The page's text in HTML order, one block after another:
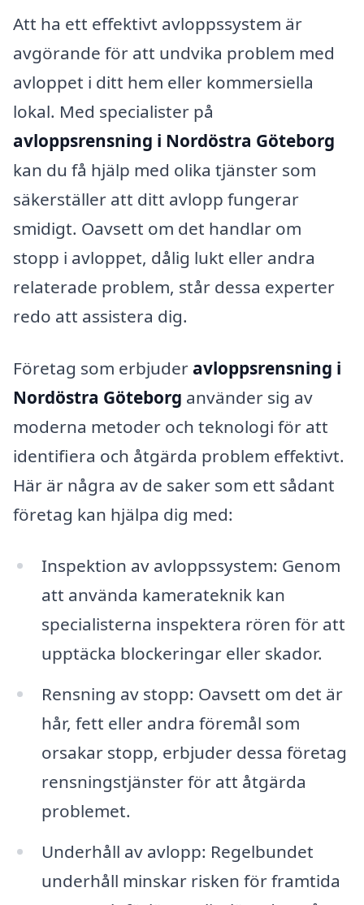
Att ha ett effektivt avloppssystem är
avgörande för att undvika problem med
avloppet i ditt hem eller kommersiella
lokal. Med specialister på
avloppsrensning i Nordöstra Göteborg
kan du få hjälp med olika tjänster som
säkerställer att ditt avlopp fungerar
smidigt. Oavsett om det handlar om
stopp i avloppet, dålig lukt eller andra
relaterade problem, står dessa experter
redo att assistera dig.
Företag som erbjuder avloppsrensning i
Nordöstra Göteborg använder sig av
moderna metoder och teknologi för att
identifiera och åtgärda problem effektivt.
Här är några av de saker som ett sådant
företag kan hjälpa dig med:
Inspektion av avloppssystem: Genom
att använda kamerateknik kan
specialisterna inspektera rören för att
upptäcka blockeringar eller skador.
Rensning av stopp: Oavsett om det är
hår, fett eller andra föremål som
orsakar stopp, erbjuder dessa företag
rensningstjänster för att åtgärda
problemet.
Underhåll av avlopp: Regelbundet
underhåll minskar risken för framtida